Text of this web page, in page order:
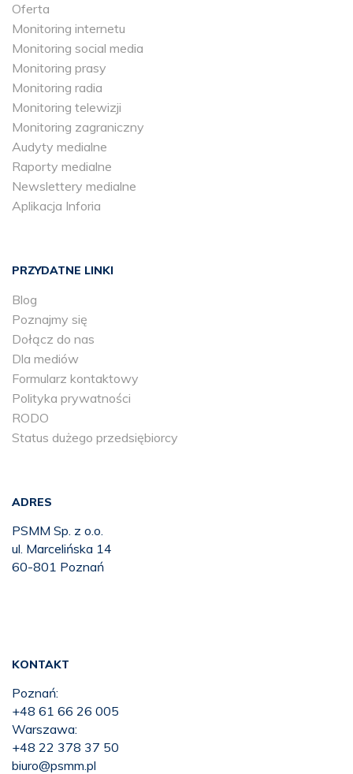
Oferta
Monitoring internetu
Monitoring social media
Monitoring prasy
Monitoring radia
Monitoring telewizji
Monitoring zagraniczny
Audyty medialne
Raporty medialne
Newslettery medialne
Aplikacja Inforia
PRZYDATNE LINKI
Blog
Poznajmy się
Dołącz do nas
Dla mediów
Formularz kontaktowy
Polityka prywatności
RODO
Status dużego przedsiębiorcy
ADRES
PSMM Sp. z o.o.
ul. Marcelińska 14
60-801 Poznań
KONTAKT
Poznań:
+48 61 66 26 005
Warszawa:
+48 22 378 37 50
biuro@psmm.pl